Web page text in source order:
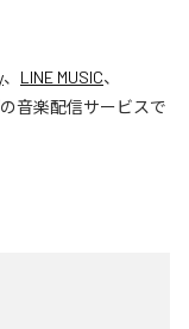
、 LINE MUSIC、
音楽配信サービスで